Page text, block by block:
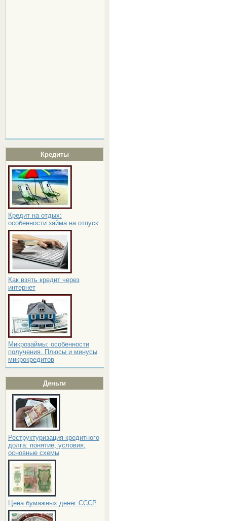
Кредиты
Кредит на отдых:
особенности займа на отпуск
Как взять кредит через
интернет
Микрозаймы: особенности
получения. Плюсы и минусы
микрокредитов
Деньги
Реструктуризация кредитного
долга: понятие, условия,
основные схемы
Цена бумажных денег СССР